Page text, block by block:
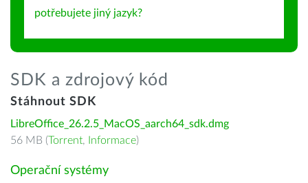
potřebujete jiný jazyk?
SDK a zdrojový kód
Stáhnout SDK
LibreOffice_26.2.5_MacOS_aarch64_sdk.dmg
56 MB (Torrent, Informace)
Operační systémy